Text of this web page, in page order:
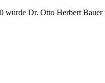
Dr. Otto Herbert Bauer